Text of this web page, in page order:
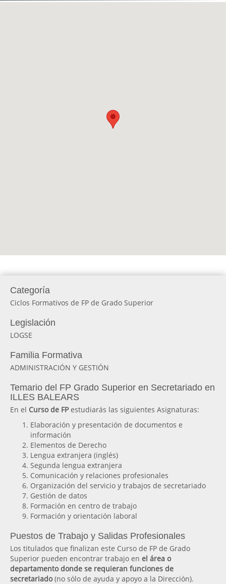
Categoría
Ciclos Formativos de FP de Grado Superior
Legislación
LOGSE
Familia Formativa
ADMINISTRACIÓN Y GESTIÓN
Temario del FP Grado Superior en Secretariado en
ILLES BALEARS
En el Curso de FPestudiarás las siguientes Asignaturas:
Elaboración y presentación de documentos e
información
Elementos de Derecho
Lengua extranjera (inglés)
Segunda lengua extranjera
Comunicación y relaciones profesionales
Organización del servicio y trabajos de secretariado
Gestión de datos
Formación en centro de trabajo
Formación y orientación laboral
Puestos de Trabajo y Salidas Profesionales
Los titulados que finalizan este Curso de FP de Grado
Superior pueden encontrar trabajo en el área o
departamento donde se requieran funciones de
secretariado(no sólo de ayuda y apoyo a la Dirección).